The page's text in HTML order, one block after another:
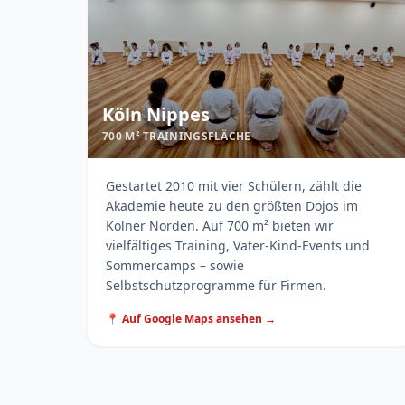
Köln Nippes
700 M² TRAININGSFLÄCHE
Gestartet 2010 mit vier Schülern, zählt die
Akademie heute zu den größten Dojos im
Kölner Norden. Auf 700 m² bieten wir
vielfältiges Training, Vater-Kind-Events und
Sommercamps – sowie
Selbstschutzprogramme für Firmen.
📍 Auf Google Maps ansehen →